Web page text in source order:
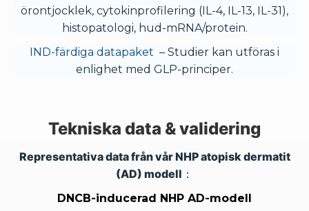
örontjocklek, cytokinprofilering (IL-4, IL-13, IL-31),
histopatologi, hud-mRNA/protein.
IND-färdiga datapaket – Studier kan utföras i
enlighet med GLP-principer.
Tekniska data & validering
Representativa data från vår NHP atopisk dermatit
(AD) modell：
DNCB-inducerad NHP AD-modell